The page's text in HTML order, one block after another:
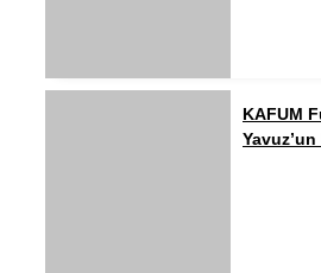
KAFUM